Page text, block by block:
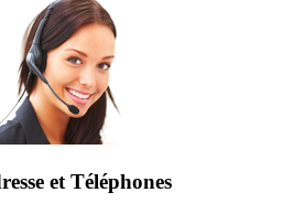
et Téléphones